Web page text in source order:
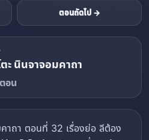
ตอนถัดไป →
ะ นินจาจอมคาถา
อน
าถา ตอนที่ 32 เรื่องย่อ ลีต้อง